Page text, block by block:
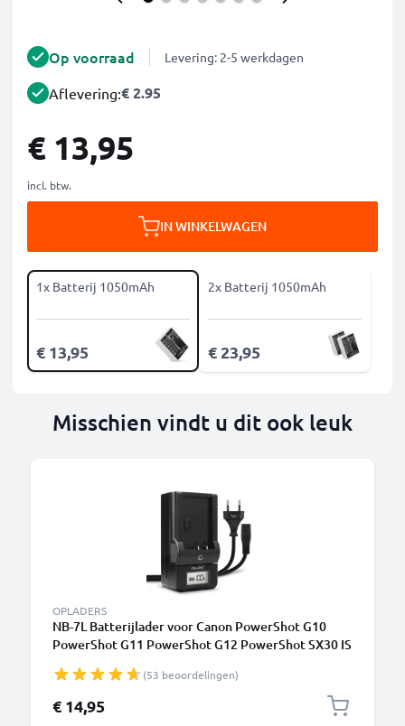
Op voorraad Levering: 2-5 werkdagen
Aflevering:€ 2.95
€ 13,95
incl. btw.
IN WINKELWAGEN
1x Batterij 1050mAh
€ 13,95
2x Batterij 1050mAh
€ 23,95
Misschien vindt u dit ook leuk
OPLADERS
NB-7L Batterijlader voor Canon PowerShot G10
PowerShot G11 PowerShot G12 PowerShot SX30 IS
(53 beoordelingen)
€ 14,95